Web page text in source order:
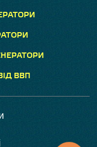
ВВП